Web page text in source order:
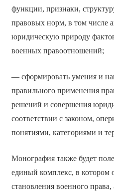
функции, признаки,
правовых норм, в том числе
юридическую природу
военных правоотношений;
— сформировать умения и
правильного применения
решений и совершения
соответствии с законом,
понятиями, категориями и
Монография также будет
единый комплекс, в котором
становления военного